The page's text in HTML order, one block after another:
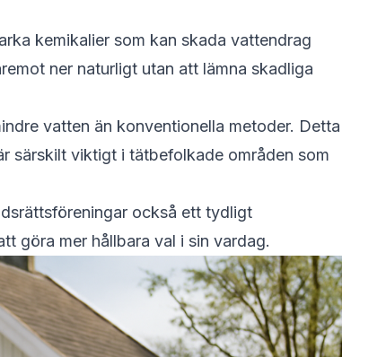
kemikalier som kan skada vattendrag
ner naturligt utan att lämna skadliga
vatten än konventionella metoder. Detta
särskilt viktigt i tätbefolkade områden som
också ett tydligt
göra mer hållbara val i sin vardag.